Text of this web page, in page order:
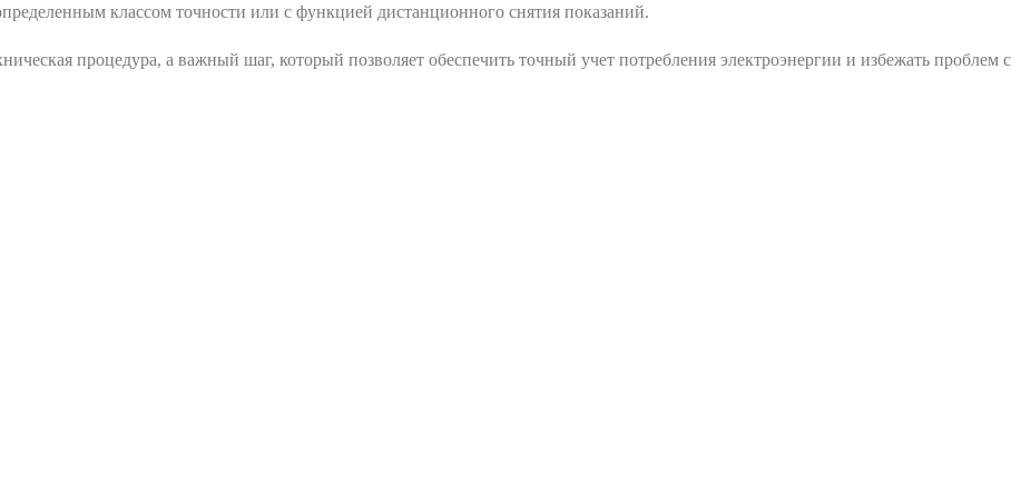
классом точности или с функцией дистанционного снятия показаний.
процедура, а важный шаг, который позволяет обеспечить точный учет потребления электроэнергии и избежать проблем с